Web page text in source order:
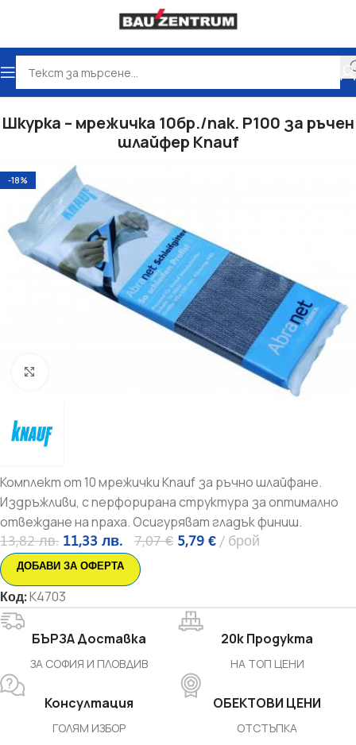
Начало Сухо строителство
Шкурка – мрежичка 10бр./пак. P100 за ръчен
шлайфер Knauf
-18%
Комплект от 10 мрежички Knauf за ръчно шлайфане.
Издръжливи, с перфорирана структура за оптимално
отвеждане на праха. Осигуряват гладък финиш.
13,82лв. 11,33 лв. 7,07€ 5,79 € брой
ДОБАВИ ЗА ОФЕРТА
Код:K4703
БЪРЗА Доставка
ЗА СОФИЯ И ПЛОВДИВ
20k Продукта
НА ТОП ЦЕНИ
Консултация
ГОЛЯМ ИЗБОР
ОБЕКТОВИ ЦЕНИ
ОТСТЪПКА